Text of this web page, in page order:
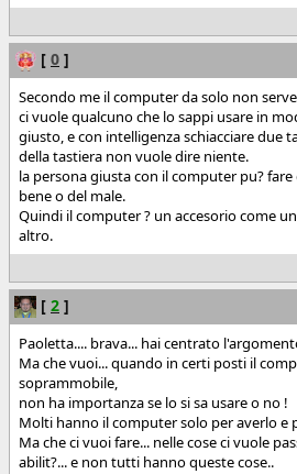
[ 0 ]
Secondo me il computer da solo non serve
ci vuole qualcuno che lo sappi usare in
giusto, e con intelligenza schiacciare due
della tastiera non vuole dire niente.
la persona giusta con il computer pu? fare
bene o del male.
Quindi il computer ? un accesorio come un
altro.
[ 2 ]
Paoletta.... brava... hai centrato
Ma che vuoi... quando in certi posti il
soprammobile,
non ha importanza se lo si sa usare o no !
Molti hanno il computer solo per averlo e
Ma che ci vuoi fare... nelle cose ci vuole
abilit?... e non tutti hanno queste cose..